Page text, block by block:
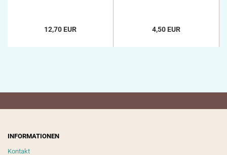
12,70 EUR 4,50 EUR
INFORMATIONEN
Kontakt